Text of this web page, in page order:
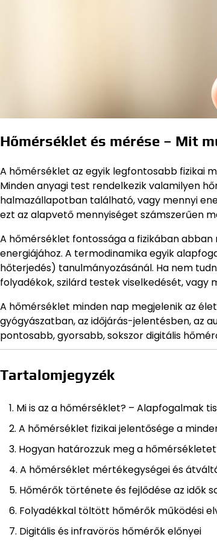
Hőmérséklet és mérése – Mit
A hőmérséklet az egyik legfontosabb fizikai
Minden anyagi test rendelkezik valamilyen
halmazállapotban található, vagy mennyi
ezt az alapvető mennyiséget számszerűen
A hőmérséklet fontossága a fizikában abban
energiájához. A termodinamika egyik
hőterjedés) tanulmányozásánál. Ha nem
folyadékok, szilárd testek viselkedését, vagy
A hőmérséklet minden nap megjelenik az
gyógyászatban, az időjárás-jelentésben, az
pontosabb, gyorsabb, sokszor digitális
Tartalomjegyzék
Mi is az a hőmérséklet? – Alapfogalmak
A hőmérséklet fizikai jelentősége a
Hogyan határozzuk meg a
A hőmérséklet mértékegységei és
Hőmérők története és fejlődése az idők
Folyadékkal töltött hőmérők működési
Digitális és infravörös hőmérők előnyei